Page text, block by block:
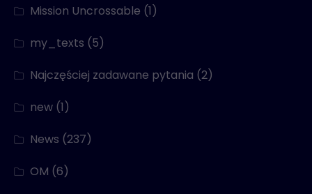
Mission Uncrossable (1)
my_texts (5)
Najczęściej zadawane pytania (2)
new (1)
News (237)
OM (6)